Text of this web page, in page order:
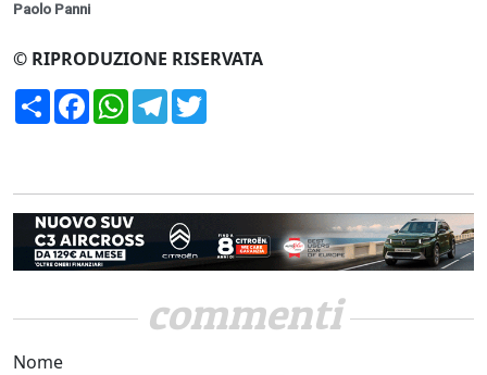
Paolo Panni
© RIPRODUZIONE RISERVATA
CondividiFacebookWhatsApp
Telegram
commenti
Nome